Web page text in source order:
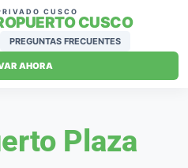
CUSCO
CUSCO
PREGUNTAS FRECUENTES
AHORA
Plaza